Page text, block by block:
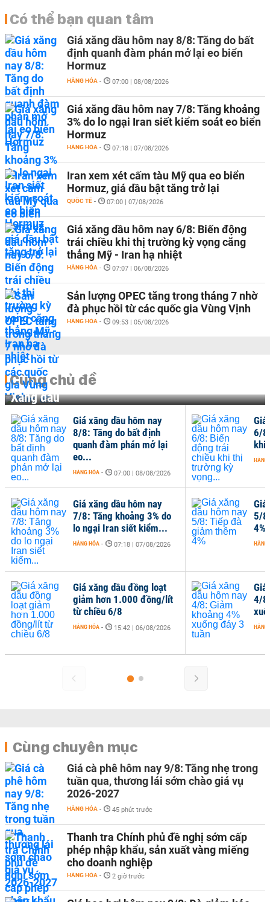
Có thể bạn quan tâm
Giá xăng dầu hôm nay 8/8: Tăng do bất
định quanh đàm phán mở lại eo biển
Hormuz
HÀNG HÓA - 07:00 | 08/08/2026
Giá xăng dầu hôm nay 7/8: Tăng khoảng
3% do lo ngại Iran siết kiểm soát eo biển
Hormuz
HÀNG HÓA - 07:18 | 07/08/2026
Iran xem xét cấm tàu Mỹ qua eo biển
Hormuz, giá dầu bật tăng trở lại
QUỐC TẾ - 07:00 | 07/08/2026
Giá xăng dầu hôm nay 6/8: Biến động
trái chiều khi thị trường kỳ vọng căng
thẳng Mỹ - Iran hạ nhiệt
HÀNG HÓA - 07:07 | 06/08/2026
Sản lượng OPEC tăng trong tháng 7 nhờ
đà phục hồi từ các quốc gia Vùng Vịnh
HÀNG HÓA - 09:53 | 05/08/2026
Cùng chủ đề
Xăng dầu
Giá xăng dầu hôm nay
8/8: Tăng do bất định
quanh đàm phán mở lại
eo...
HÀNG HÓA - 07:00 | 08/08/2026
Giá xăng dầu hôm nay
7/8: Tăng khoảng 3% do
lo ngại Iran siết kiểm...
HÀNG HÓA - 07:18 | 07/08/2026
Giá xăng dầu đồng loạt
giảm hơn 1.000 đồng/lít
từ chiều 6/8
HÀNG HÓA - 15:42 | 06/08/2026
Giá
6/
khi
HÀNG
Giá
5/
4%
HÀNG
Giá
4/
HÀNG
Cùng chuyên mục
Giá cà phê hôm nay 9/8: Tăng nhẹ trong
tuần qua, thương lái sớm chào giá vụ
2026-2027
HÀNG HÓA - 45 phút trước
Thanh tra Chính phủ đề nghị sớm cấp
phép nhập khẩu, sản xuất vàng miếng
cho doanh nghiệp
HÀNG HÓA - 2 giờ trước